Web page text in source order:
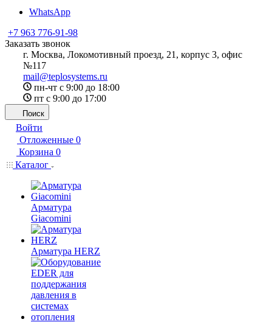
WhatsApp
+7 963 776-91-98
Заказать звонок
г. Москва, Локомотивный проезд, 21, корпус 3, офис
№117
mail@teplosystems.ru
пн-чт с 9:00 до 18:00
пт с 9:00 до 17:00
Поиск
Войти
Отложенные 0
Корзина 0
Каталог
Арматура
Giacomini
Арматура HERZ